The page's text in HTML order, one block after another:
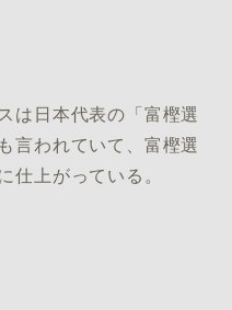
は日本代表の「富樫選
言われていて、富樫選
仕上がっている。